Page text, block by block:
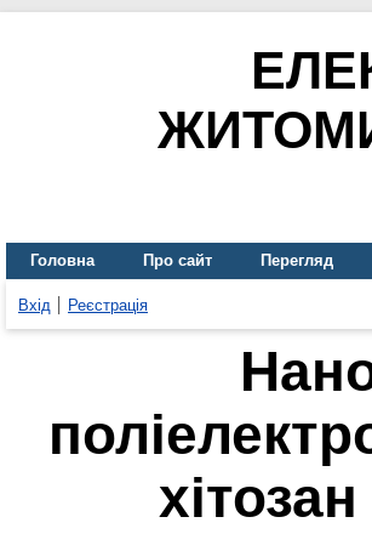
Головна Про сайт Перегляд
Вхід Реєстрація